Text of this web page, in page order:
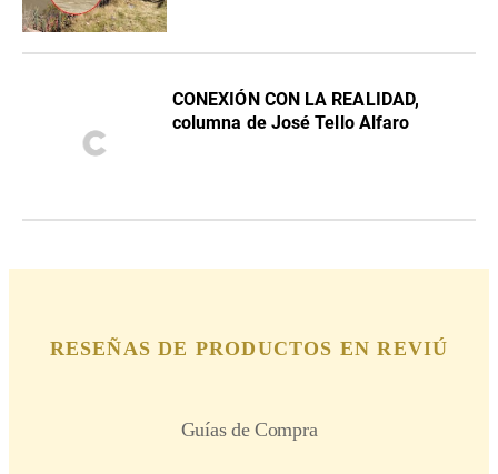
CONEXIÓN CON LA REALIDAD,
columna de José Tello Alfaro